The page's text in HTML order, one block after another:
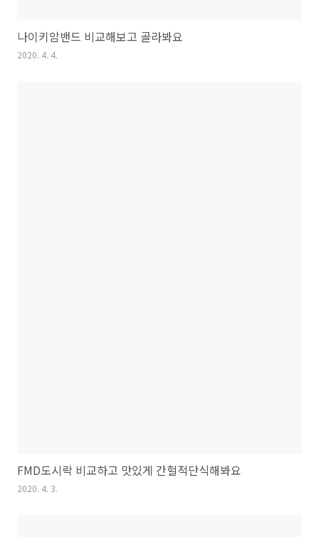
나이키암밴드 비교해보고 골라봐요
2020. 4. 4.
FMD도시락 비교하고 맛있게 간헐적단식해봐요
2020. 4. 3.